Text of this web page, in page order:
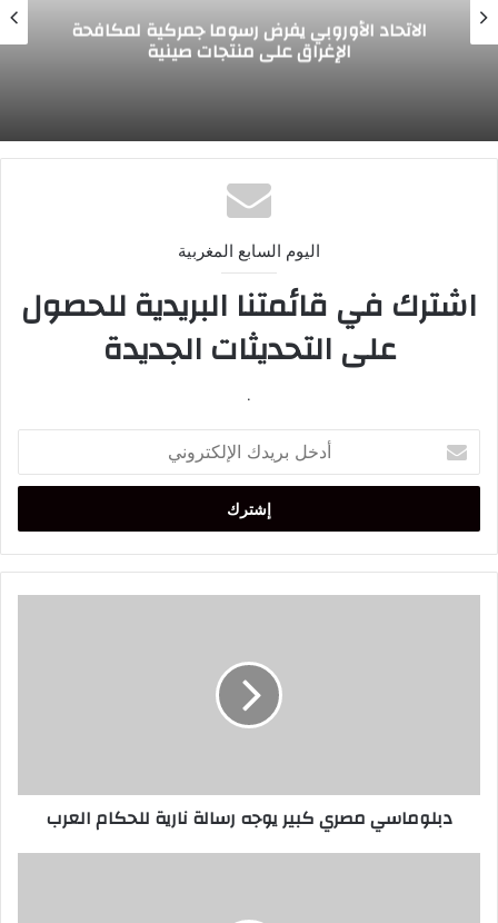
الاتحاد الأوروبي يفرض رسوما جمركية لمكافحة
الإغراق على منتجات صينية
اليوم السابع المغربية
اشترك في قائمتنا البريدية للحصول
على التحديثات الجديدة
.
بريدك
الإلكتروني
دبلوماسي مصري كبير يوجه رسالة نارية للحكام العرب